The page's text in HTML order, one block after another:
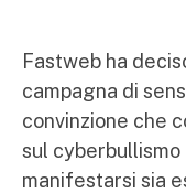
Fastweb ha
campagna di
convinzione che
sul cyberbullismo
manifestarsi sia